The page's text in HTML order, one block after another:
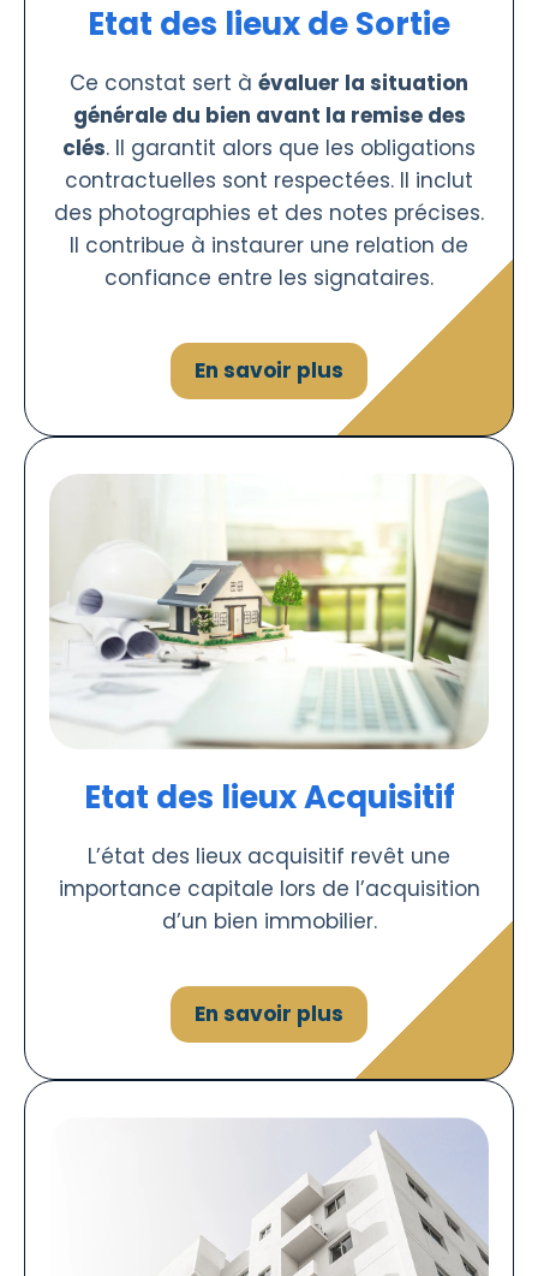
Etat des lieux de Sortie
Ce constat sert à évaluer la situation
générale du bien avant la remise des
clés. Il garantit alors que les obligations
contractuelles sont respectées. Il inclut
des photographies et des notes précises.
Il contribue à instaurer une relation de
confiance entre les signataires.
En savoir plus
Etat des lieux Acquisitif
L’état des lieux acquisitif revêt une
importance capitale lors de l’acquisition
d’un bien immobilier.
En savoir plus